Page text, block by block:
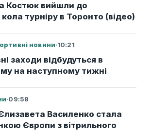
Костюк вийшли до
турніру в Торонто (відео)
новини·10:21
заходи відбудуться в
на наступному тижні
·09:58
Василенко стала
Європи з вітрильного